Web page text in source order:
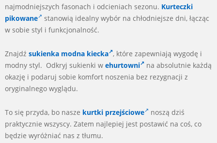
najmodniejszych fasonach i odcieniach sezonu. Kurteczki
pikowane
stanowią idealny wybór na chłodniejsze dni, łącząc
w sobie styl i funkcjonalność.
Znajdź sukienka modna kiecka , które zapewniają wygodę i
modny styl. Odkryj sukienki w ehurtowni
na absolutnie każdą
okazję i podaruj sobie komfort noszenia bez rezygnacji z
oryginalnego wyglądu.
To się przyda, bo nasze kurtki przejściowe
noszą dziś
praktycznie wszyscy. Zatem najlepiej jest postawić na coś, co
będzie wyróżniać nas z tłumu.